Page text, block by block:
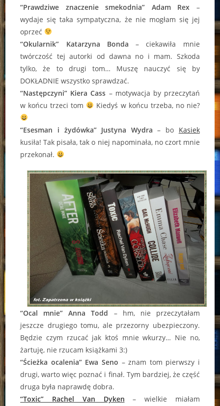
“Prawdziwe znaczenie smekodnia” Adam Rex –
wydaje się taka sympatyczna, że nie mogłam się jej
oprzeć
“Okularnik” Katarzyna Bonda – ciekawiła mnie
twórczość tej autorki od dawna no i mam. Szkoda
tylko, że to drugi tom… Muszę nauczyć się by
DOKŁADNIE wszystko sprawdzać.
“Następczyni” Kiera Cass – motywacja by przeczytań
w końcu trzeci tom
Kiedyś w końcu trzeba, no nie?
“Esesman i żydówka” Justyna Wydra – bo Kasiek
kusiła! Tak pisała, tak o niej napominała, no czort mnie
przekonał.
“Ocal mnie” Anna Todd – hm, nie przeczytałam
jeszcze drugiego tomu, ale przezorny ubezpieczony.
Będzie czym rzucać jak ktoś mnie wkurzy… Nie no,
żartuję, nie rzucam książkami 3:)
“Ścieżka ocalenia” Ewa Seno – znam tom pierwszy i
drugi, warto więc poznać i finał. Tym bardziej, że część
druga była naprawdę dobra.
“Toxic” Rachel Van Dyken – wielkie miałam